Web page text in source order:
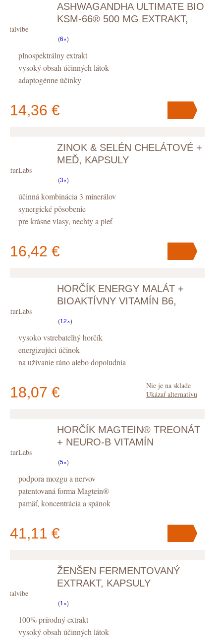
ASHWAGANDHA ULTIMATE BIO
KSM-66® 500 MG EXTRAKT,
Vitalvibe
(6×)
plnospektrálny extrakt
vysoký obsah účinných látok
adaptogénne účinky
14,36 €
V košíku máteks .
ZINOK & SELÉN CHELÁTOVÉ +
MEĎ, KAPSULY
NaturLabs
(3×)
účinná kombinácia 3 minerálov
synergické pôsobenie
pre krásne vlasy, nechty a pleť
16,42 €
V košíku máteks.
HORČÍK ENERGY MALÁT +
BIOAKTÍVNY VITAMÍN B6,
NaturLabs
(12×)
vysoko vstrebateľný horčík
energizujúci účinok
na užívanie ráno alebo dopoludnia
18,07 €
Nie je na sklade
Ukázať alternatívu
V košíku máteks.
HORČÍK MAGTEIN® TREONÁT
+ NEURO-B VITAMÍN
NaturLabs
(5×)
podpora mozgu a nervov
patentovaná forma Magtein®
pamäť, koncentrácia a spánok
41,11 €
V košíku máteks.
ŽENŠEN FERMENTOVANÝ
EXTRAKT, KAPSULY
Vitalvibe
(1×)
100% prírodný extrakt
vysoký obsah účinných látok